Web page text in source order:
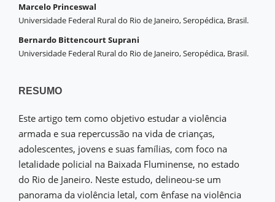
Marcelo Princeswal
Universidade Federal Rural do Rio de Janeiro, Seropédica, Brasil.
Bernardo Bittencourt Suprani
Universidade Federal Rural do Rio de Janeiro, Seropédica, Brasil.
RESUMO
Este artigo tem como objetivo estudar a violência
armada e sua repercussão na vida de crianças,
adolescentes, jovens e suas famílias, com foco na
letalidade policial na Baixada Fluminense, no estado
do Rio de Janeiro. Neste estudo, delineou-se um
panorama da violência letal, com ênfase na violência